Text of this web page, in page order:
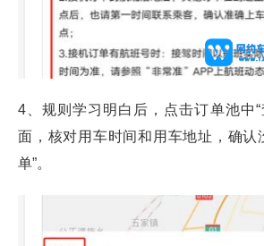
4、规则学习明白后，点击订单池中“
面，核对用车时间和用车地址，确认
单”。